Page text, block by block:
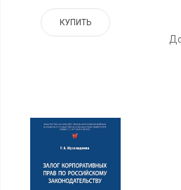
КУПИТЬ